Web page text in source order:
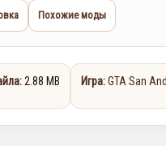
Похожие моды
2.88 MB Игра:GTA San